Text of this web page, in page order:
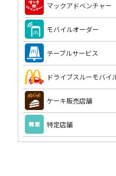
マックアドベンチャー
モバイルオーダー
テーブルサービス
ケーキ販売店舗
特定店舗